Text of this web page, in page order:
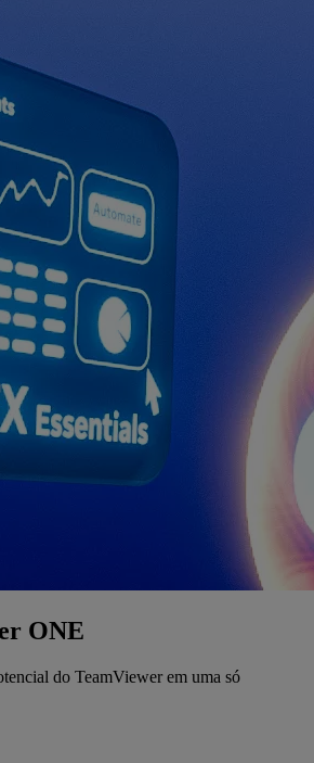
ONE
do TeamViewer em uma só